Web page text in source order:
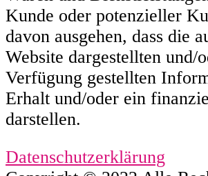
Kunde oder potenzieller
davon ausgehen, dass die
Website dargestellten und/
Verfügung gestellten
Erhalt und/oder ein
darstellen.
Datenschutzerklärung